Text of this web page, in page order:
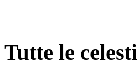
Tutte le